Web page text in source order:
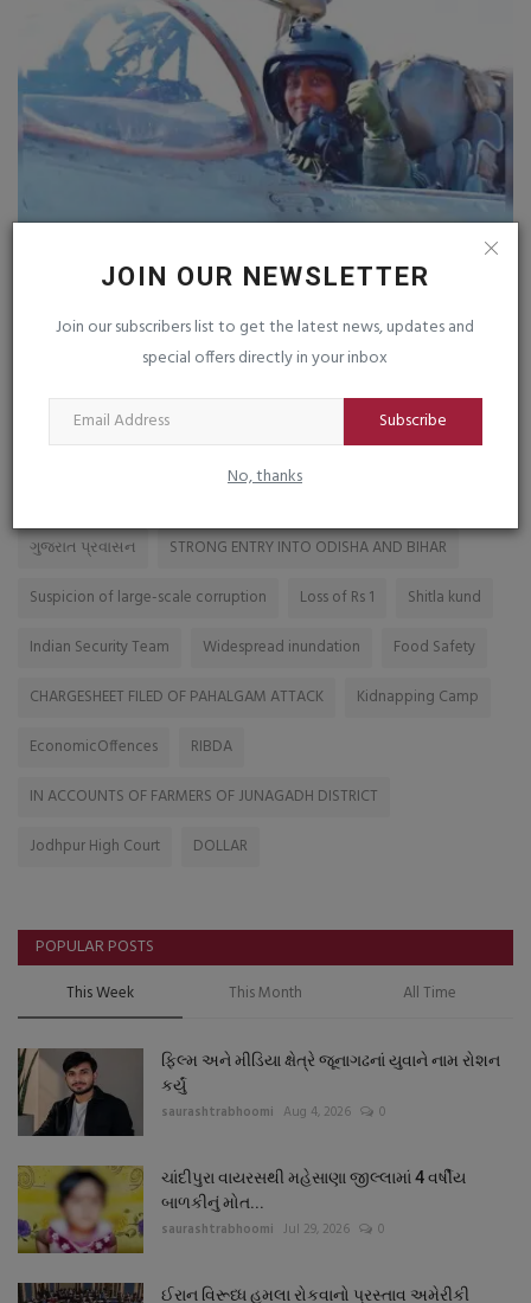
JOIN OUR NEWSLETTER
Join our subscribers list to get the latest news, updates and
special offers directly in your inbox
Subscribe
No, thanks
‘ટોપગન‘ બની
saurashtrabhoomi Aug 8, 2026 0
ગુજરાત પ્રવાસન
STRONG ENTRY INTO ODISHA AND BIHAR
Suspicion of large-scale corruption
Loss of Rs 1
Shitla kund
Indian Security Team
Widespread inundation
Food Safety
CHARGESHEET FILED OF PAHALGAM ATTACK
Kidnapping Camp
EconomicOffences
RIBDA
IN ACCOUNTS OF FARMERS OF JUNAGADH DISTRICT
Jodhpur High Court
DOLLAR
POPULAR POSTS
This Week This Month All Time
ફિલ્મ અને મીડિયા ક્ષેત્રે જૂનાગઢનાં યુવાને નામ રોશન
કર્યું
saurashtrabhoomi Aug 4, 2026 0
ચાંદીપુરા વાયરસથી મહેસાણા જીલ્લામાં 4 વર્ષીય
બાળકીનું મોત...
saurashtrabhoomi Jul 29, 2026 0
ઈરાન વિરૂધ્ધ હુમલા રોકવાનો પ્રસ્તાવ અમેરીકી